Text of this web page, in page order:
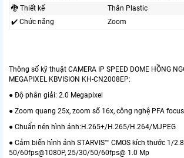
🐉️ Thiết kế
Thân Plastic
✔️ Chức năng
Zoom
Thông số kỹ thuật CAMERA IP SPEED DOME HỒNG
MEGAPIXEL KBVISION KH-CN2008EP:
● Độ phân giải: 2.0 Megapixel
● Zoom quang 25x, zoom số 16x, công nghệ PFA
● Chuẩn nén hình ảnh:H.265+/H.265/H.264/MJPEG
● Cảm biến hình ảnh STARVIS™ CMOS kích thước 1/
50/60fps@1080P, 25/30/50/60fps@ 1.0 Mp